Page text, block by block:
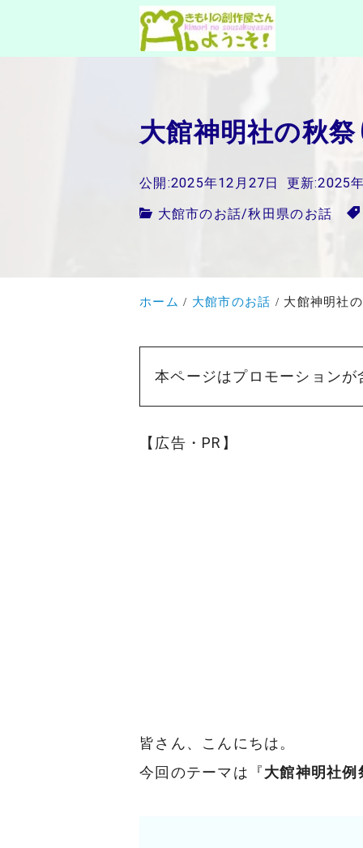
大館神明社の秋祭
公開:2025年12月27日 更新:2025
大館市のお話/秋田県のお話
ホーム 大館市のお話 大館神明社
本ページはプロモーション
【広告・PR】
皆さん、こんにちは。
今回のテーマは『大館神明社